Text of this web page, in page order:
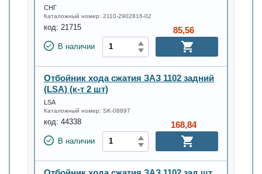
СНГ
Каталожный номер: 2110-2902816-02
код: 21715
В наличии
85,56
Отбойник хода сжатия ЗАЗ 1102 задний
(LSA) (к-т 2 шт)
LSA
Каталожный номер: SK-08897
код: 44338
В наличии
168,84